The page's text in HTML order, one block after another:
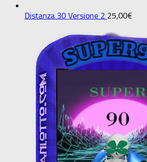
Distanza 30 Versione 2 25,00€